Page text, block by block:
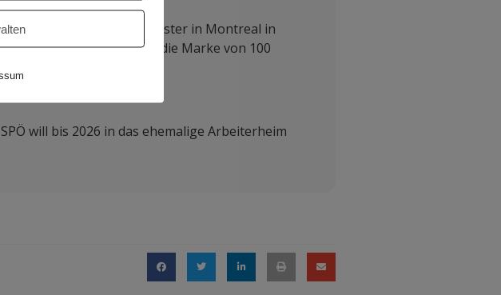
Damit holte der Weltmeister in Montreal in
nur 4 andere Teams die Marke von 100
will bis 2026 in das ehemalige Arbeiterheim